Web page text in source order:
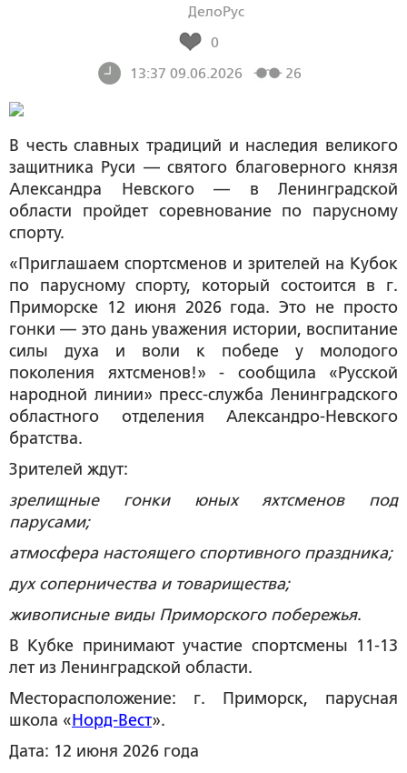
ДелоРус
0
13:37 09.06.2026
26
В честь славных традиций и наследия великого
защитника Руси — святого благоверного князя
Александра Невского — в Ленинградской
области пройдет соревнование по парусному
спорту.
«Приглашаем спортсменов и зрителей на Кубок
по парусному спорту, который состоится в г.
Приморске 12 июня 2026 года. Это не просто
гонки — это дань уважения истории, воспитание
силы духа и воли к победе у молодого
поколения яхтсменов!» - сообщила «Русской
народной линии» пресс-служба Ленинградского
областного отделения Александро-Невского
братства.
Зрителей ждут:
зрелищные гонки юных яхтсменов под
парусами;
атмосфера настоящего спортивного праздника;
дух соперничества и товарищества;
живописные виды Приморского побережья.
В Кубке принимают участие спортсмены 11-13
лет из Ленинградской области.
Месторасположение: г. Приморск, парусная
школа « Норд-Вест».
Дата: 12 июня 2026 года